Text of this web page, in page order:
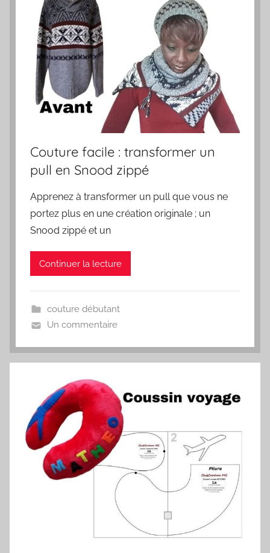
Couture facile : transformer un
pull en Snood zippé
Apprenez à transformer un pull que vous ne
portez plus en une création originale ; un
Snood zippé et un
Continuer la lecture
couture débutant
Un commentaire